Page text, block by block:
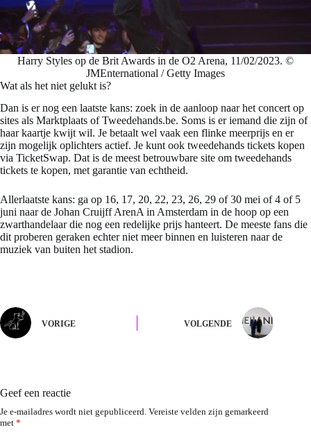
Harry Styles op de Brit Awards in de O2 Arena, 11/02/2023. ©
JMEnternational / Getty Images
Wat als het niet gelukt is?
Dan is er nog een laatste kans: zoek in de aanloop naar het concert op
sites als Marktplaats of Tweedehands.be. Soms is er iemand die zijn of
haar kaartje kwijt wil. Je betaalt wel vaak een flinke meerprijs en er
zijn mogelijk oplichters actief. Je kunt ook tweedehands tickets kopen
via TicketSwap. Dat is de meest betrouwbare site om tweedehands
tickets te kopen, met garantie van echtheid.
Allerlaatste kans: ga op 16, 17, 20, 22, 23, 26, 29 of 30 mei of 4 of 5
juni naar de Johan Cruijff ArenA in Amsterdam in de hoop op een
zwarthandelaar die nog een redelijke prijs hanteert. De meeste fans die
dit proberen geraken echter niet meer binnen en luisteren naar de
muziek van buiten het stadion.
VORIGE VOLGENDE
Geef een reactie
Je e-mailadres wordt niet gepubliceerd. Vereiste velden zijn gemarkeerd
met *